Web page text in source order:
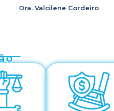
Dra. Valcilene Cordeiro